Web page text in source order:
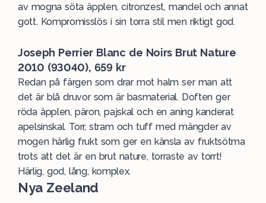
av mogna söta äpplen, citronzest, mandel och annat
gott. Kompromisslös i sin torra stil men riktigt god.
Joseph Perrier Blanc de Noirs Brut Nature
2010 (93040), 659 kr
Redan på färgen som drar mot halm ser man att
det är blå druvor som är basmaterial. Doften ger
röda äpplen, päron, pajskal och en aning kanderat
apelsinskal. Torr, stram och tuff med mängder av
mogen härlig frukt som ger en känsla av fruktsötma
trots att det är en brut nature, torraste av torrt!
Härlig, god, lång, komplex.
Nya Zeeland